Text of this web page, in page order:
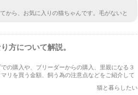
から、お気に入りの猫ちゃんです。毛がないと
方について解説。
の購入や、ブリーダーからの購入、里親になる３
リを買う金額、飼う為の注意点などをご紹介して
猫と暮らしたい